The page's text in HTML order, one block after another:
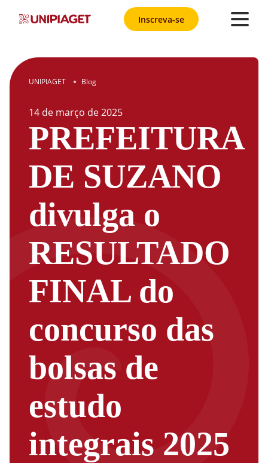
Inscreva-se
UNIPIAGET ● Blog
14 de março de2025
PREFEITURA
DE SUZANO
divulga o
RESULTADO
FINAL do
concurso das
bolsas de
estudo
integrais 2025